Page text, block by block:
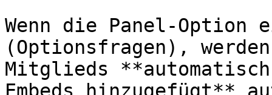
Wenn die Panel-Option
(Optionsfragen),
Mitglieds